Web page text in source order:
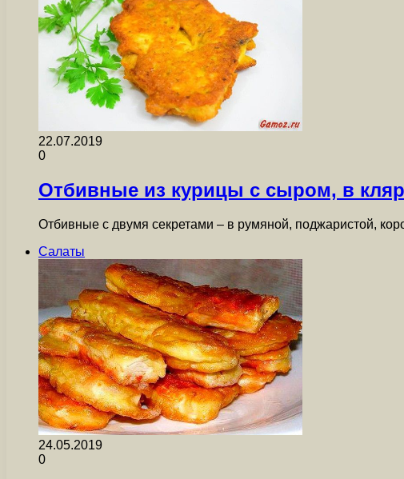
22.07.2019
0
Отбивные из курицы с сыром, в
Отбивные с двумя секретами – в румяной, поджаристой,
Салаты
24.05.2019
0